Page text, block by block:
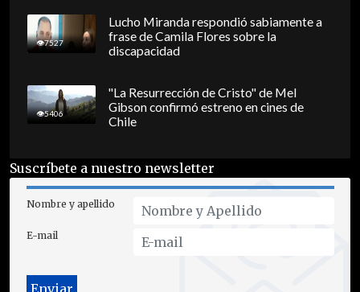
7527
Lucho Miranda respondió sabiamente a
frase de Camila Flores sobre la
discapacidad
5406
"La Resurrección de Cristo" de Mel
Gibson confirmó estreno en cines de
Chile
Suscríbete a nuestro newsletter
Nombre y apellido
E-mail